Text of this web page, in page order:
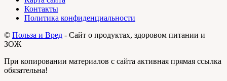
Контакты
Политика конфиденциальности
© Польза и Вред - Сайт о продуктах, здоровом питании и
ЗОЖ
При копировании материалов с сайта активная прямая ссылка
обязательна!